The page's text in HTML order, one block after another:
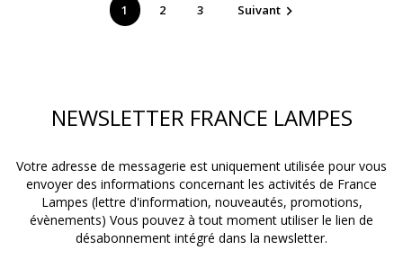
1 2 3 Suivant
NEWSLETTER FRANCE LAMPES
Votre adresse de messagerie est uniquement utilisée pour vous
envoyer des informations concernant les activités de France
Lampes (lettre d'information, nouveautés, promotions,
évènements) Vous pouvez à tout moment utiliser le lien de
désabonnement intégré dans la newsletter.